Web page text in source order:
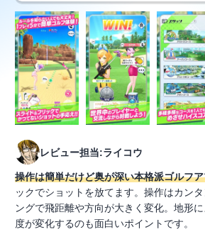
レビュー担当:ライコウ
操作は簡単だけど奥が深い本格派ゴルフ
ックでショットを放てます。操作はカン
ングで飛距離や方向が大きく変化。地形
度が変化するのも面白いポイントです。